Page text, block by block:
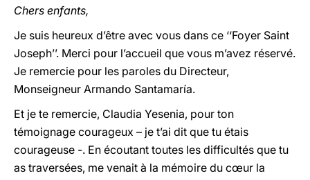
Chers enfants,
Je suis heureux d’être avec vous dans ce ‘‘Foyer Saint
Joseph’’. Merci pour l’accueil que vous m’avez réservé.
Je remercie pour les paroles du Directeur,
Monseigneur Armando Santamaría.
Et je te remercie, Claudia Yesenia, pour ton
témoignage courageux – je t’ai dit que tu étais
courageuse -. En écoutant toutes les difficultés que tu
as traversées, me venait à la mémoire du cœur la